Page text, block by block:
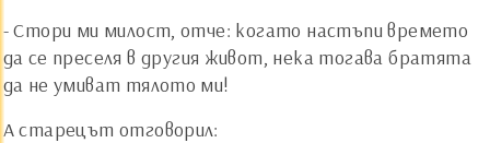
- Стори ми милост, отче: когато настъпи времето
да се преселя в другия живот, нека тогава братята
да не умиват тялото ми!
А старецът отговорил: